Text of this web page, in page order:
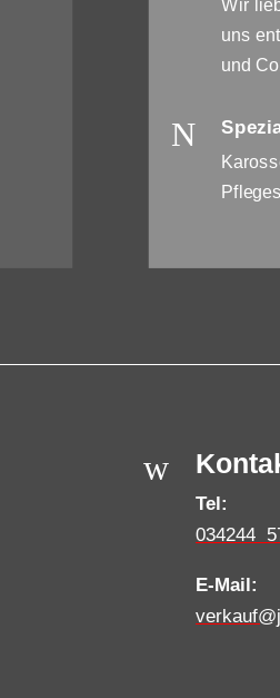
Wir
uns
und
N
w
Tel:
034244
E-Mail: